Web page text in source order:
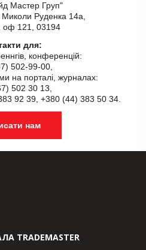
Мастер Груп"
Руденка 14а,
оф 121, 03194
для:
конференцій:
502-99-00,
на порталі, журналах:
502 30 13,
92 39, +380 (44) 383 50 34.
нам
TRADEMASTER